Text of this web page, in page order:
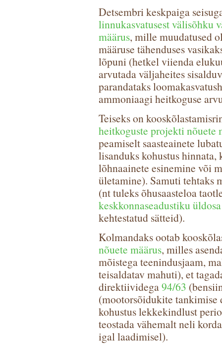
Detsembri keskpaiga
linnukasvatusest välisõhku
määrus, mille muudatused
määruse tähenduses
lõpuni (hetkel viienda
arvutada väljaheites
parandataks
ammoniaagi heitkoguse
Teiseks on
heitkoguste projekti nõuete
peamiselt saasteainete
lisanduks kohustus hinnata,
lõhnaainete esinemine või
ületamine). Samuti tehtaks
(nt tuleks õhusaasteloa
keskkonnaseadustiku
kehtestatud sätteid).
Kolmandaks ootab
nõuete määrus, milles
mõistega teenindusjaam,
teisaldatav mahuti), et
direktiividega94/63
(mootorsõidukite
kohustus lekkekindlust
teostada vähemalt neli
igal laadimisel).